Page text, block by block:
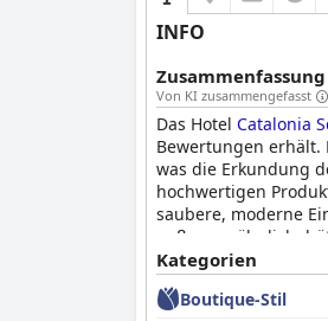
INFO
Von KI zusammengefasst
Das Hotel Catalonia
Bewertungen erhält.
was die Erkundung
hochwertigen
saubere, moderne
außergewöhnlich,
positiv und der
Square 4* Supein
Kategorien
Boutique-Stil